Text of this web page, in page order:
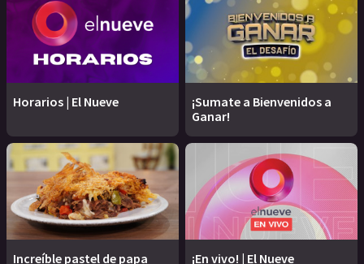
Horarios | El Nueve
¡Sumate a Bienvenidos a
Ganar!
Increíble pastel de papa ¡En vivo! | El Nueve